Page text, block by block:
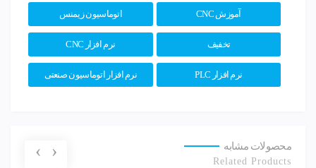
آموزش CNC اتوماسیون زیمنس
تخفیف نرم افزار CNC
نرم افزار PLC نرم افزار اتوماسیون صنعتی
محصولات مشابه
Related Products
‹
›